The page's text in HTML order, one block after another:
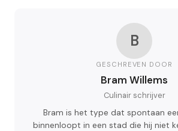
B
GESCHREVEN DOOR
Bram Willems
Culinair schrijver
Bram is het type dat spontaan
binnenloopt in een stad die hij niet